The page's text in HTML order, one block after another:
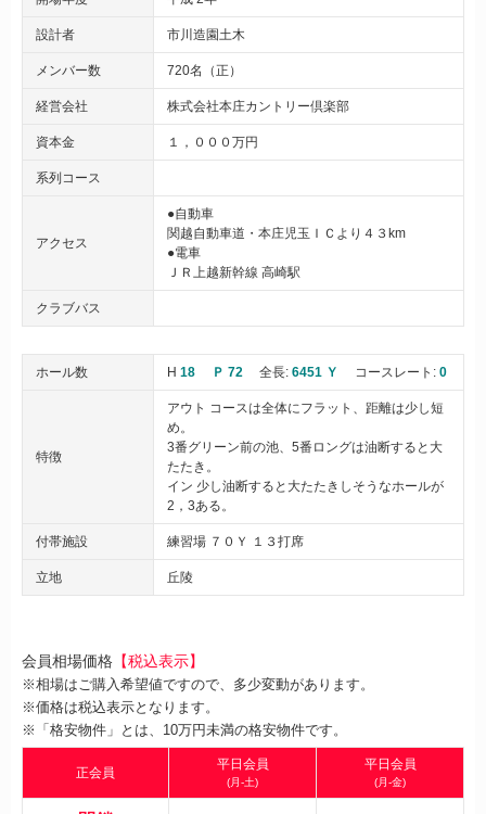
設計者 市川造園土木
メンバー数 720名（正）
経営会社 株式会社本庄カントリー倶楽部
資本金 １，０００万円
系列コース
アクセス
●自動車
関越自動車道・本庄児玉ＩＣより４３km
●電車
ＪＲ上越新幹線 高崎駅
クラブバス
ホール数 H 18 Ｐ 72 全長: 6451 Ｙ コースレート: 0
特徴
アウト コースは全体にフラット、距離は少し短
め。
3番グリーン前の池、5番ロングは油断すると大
たたき。
イン 少し油断すると大たたきしそうなホールが
2，3ある。
付帯施設 練習場 ７０Ｙ １３打席
立地 丘陵
会員相場価格 【税込表示】
※相場はご購入希望値ですので、多少変動があります。
※価格は税込表示となります。
※「格安物件」とは、10万円未満の格安物件です。
正会員
平日会員
(月-土)
平日会員
(月-金)